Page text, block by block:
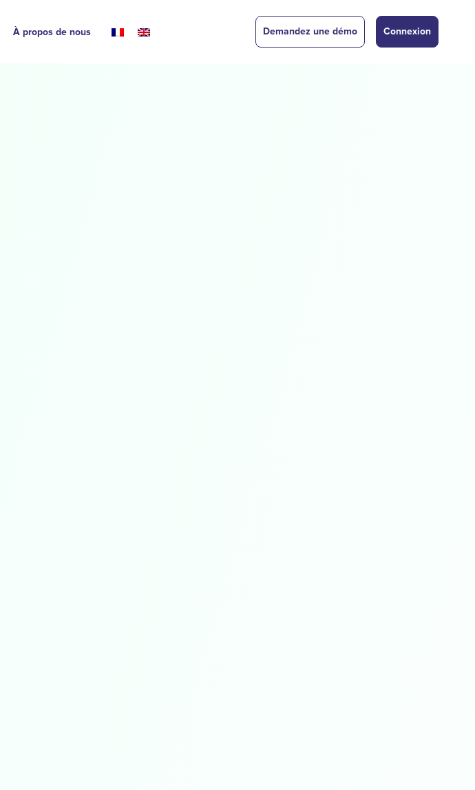
À propos de nous Demandez une démo Connexion